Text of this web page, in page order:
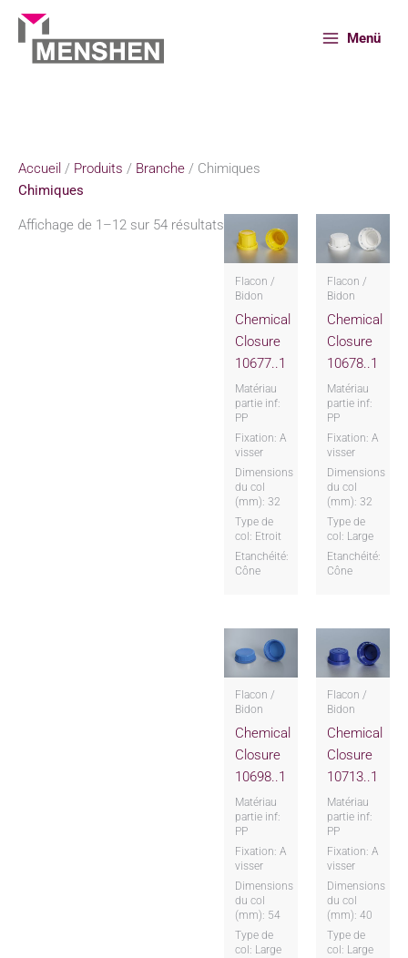
Aller
contenu
Menü
Accueil / Produits / Branche / Chimiques
Chimiques
Affichage de 1–12 sur 54 résultats
Flacon /
Bidon
Chemical
Closure
10677..1
Matériau
partie inf:
PP
Fixation: A
visser
Dimensions
du col
(mm): 32
Type de
col: Etroit
Etanchéité:
Cône
Flacon /
Bidon
Chemical
Closure
10678..1
Matériau
partie inf:
PP
Fixation: A
visser
Dimensions
du col
(mm): 32
Type de
col: Large
Etanchéité:
Cône
Flacon /
Bidon
Chemical
Closure
10698..1
Matériau
partie inf:
PP
Fixation: A
visser
Dimensions
du col
(mm): 54
Type de
col: Large
Flacon /
Bidon
Chemical
Closure
10713..1
Matériau
partie inf:
PP
Fixation: A
visser
Dimensions
du col
(mm): 40
Type de
col: Large